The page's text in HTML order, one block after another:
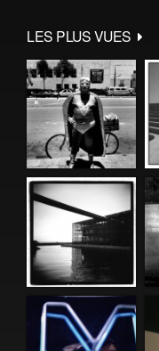
LES PLUS VUES